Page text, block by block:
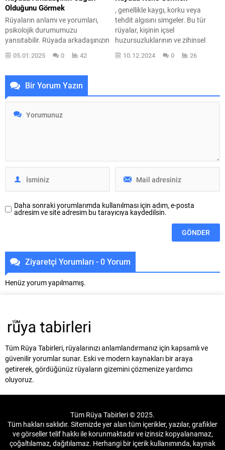
bir yer tutar. Peki, bu rüya...
Olduğunu Görmek
Rüyaların anlamı ve yorumları,
psikolojik durumumuzu
yansıtabilir. Rüyada arkadaşınızın
üzgün olduğunu görmek,
genellikle derin bir empati ve kaygı
tür rüyalar, yalnızca uyku
sırasında yaşanan hayal gücü
oyunları değil, aynı zamanda ruh
halimizi ve içsel düşüncelerimizi
de açığa çıkaran önemli
05.01.2025 0 42
, genellikle kaygı, korku veya
tehdit algısını simgeler. Bu tür
rüyalar, kişinin içsel
huzursuzluklarının ve zihinsel
yüklerinin bir yansıması olarak
değerlendirilebilir. Kene, doğada
10.12.2024 0 26
Bir Yorum Yazın
Daha sonraki yorumlarımda kullanılması için adım, e-posta
adresim ve site adresim bu tarayıcıya kaydedilsin.
Ziyaretçi Yorumları - 0 Yorum
Henüz yorum yapılmamış.
Tüm Rüya Tabirleri, rüyalarınızı anlamlandırmanız için kapsamlı ve
güvenilir yorumlar sunar. Eski ve modern kaynakları bir araya
getirerek, gördüğünüz rüyaların gizemini çözmenize yardımcı
oluyoruz.
Tüm Rüya Tabirleri © 2025.
Tüm hakları saklıdır. Sitemizde yer alan tüm içerikler, yazılar, grafikler
ve görseller telif hakkı ile korunmaktadır ve izinsiz kopyalanamaz,
çoğaltılamaz, dağıtılamaz. Herhangi bir içerik kullanımında, kaynak